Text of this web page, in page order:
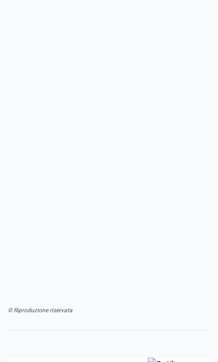
© Riproduzione riservata